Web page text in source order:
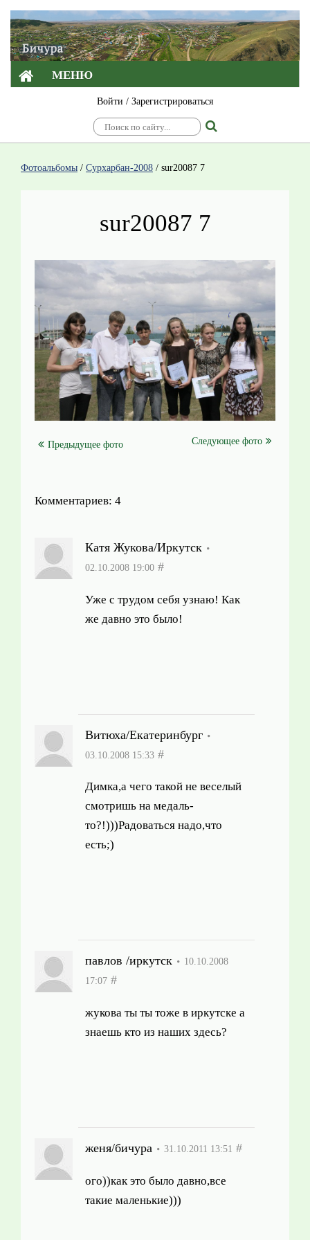
МЕНЮ
Войти / Зарегистрироваться
Фотоальбомы / Сурхарбан-2008 / sur20087 7
sur20087 7
Предыдущее фото Следующее фото
Комментариев: 4
Катя Жукова/Иркутск
02.10.2008 19:00 #
Уже с трудом себя узнаю! Как
же давно это было!
Витюха/Екатеринбург
03.10.2008 15:33 #
Димка,а чего такой не веселый
смотришь на медаль-
то?!)))Радоваться надо,что
есть;)
павлов /иркутск
10.10.2008
17:07 #
жукова ты ты тоже в иркутске а
знаешь кто из наших здесь?
женя/бичура 31.10.2011 13:51 #
ого))как это было давно,все
такие маленькие)))